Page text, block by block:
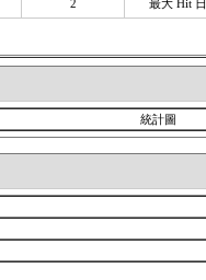
2 最大 Hit 日
統計圖